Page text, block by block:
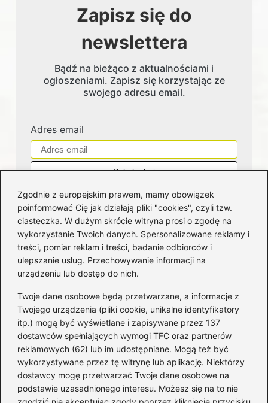
Zgodnie z europejskim prawem, mamy obowiązek
poinformować Cię jak działają pliki "cookies", czyli tzw.
ciasteczka. W dużym skrócie witryna prosi o zgodę na
wykorzystanie Twoich danych. Spersonalizowane reklamy i
treści, pomiar reklam i treści, badanie odbiorców i
ulepszanie usług. Przechowywanie informacji na
urządzeniu lub dostęp do nich.
Twoje dane osobowe będą przetwarzane, a informacje z
Twojego urządzenia (pliki cookie, unikalne identyfikatory
itp.) mogą być wyświetlane i zapisywane przez 137
dostawców spełniających wymogi TFC oraz partnerów
reklamowych (62) lub im udostępniane. Mogą też być
wykorzystywane przez tę witrynę lub aplikację. Niektórzy
dostawcy mogę przetwarzać Twoje dane osobowe na
podstawie uzasadnionego interesu. Możesz się na to nie
Zapisz się do
newslettera
Bądź na bieżąco z aktualnościami i
ogłoszeniami. Zapisz się korzystając ze
swojego adresu email.
Adres email
Kategorie
Bankowość (181)
Fundusze
(36)
Giełda(28)
Inwestycje(49)
Rentowność(32)
Rozliczenia(196)
Świadczenia socjalne(59)
Waluty(21)